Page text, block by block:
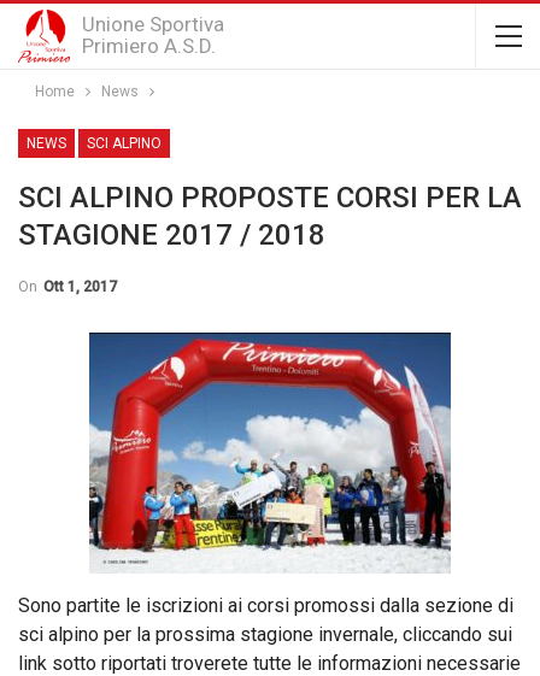
Unione Sportiva
Primiero A.S.D.
Home News
NEWS SCI ALPINO
SCI ALPINO PROPOSTE CORSI PER LA
STAGIONE 2017 / 2018
On Ott 1, 2017
Sono partite le iscrizioni ai corsi promossi dalla sezione di
sci alpino per la prossima stagione invernale, cliccando sui
link sotto riportati troverete tutte le informazioni necessarie